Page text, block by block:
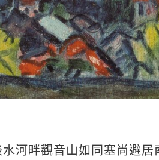
河畔觀音山如同塞尚避